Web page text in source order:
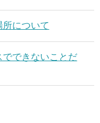
について
できないことだ